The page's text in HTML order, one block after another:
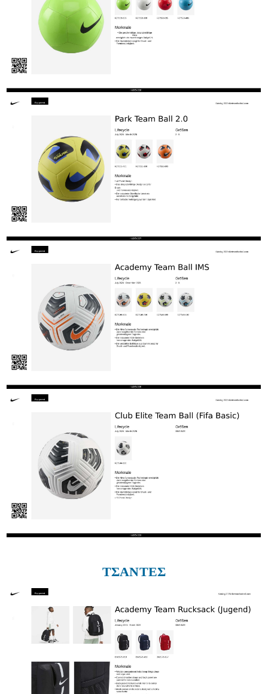
ΤΣΑΝΤΕΣ